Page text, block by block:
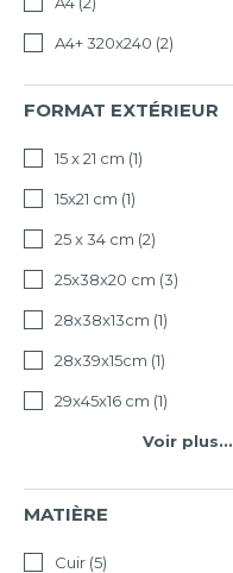
A4+ 320x240 (2)
FORMAT EXTÉRIEUR
15 x 21 cm (1)
15x21 cm (1)
25 x 34 cm (2)
25x38x20 cm (3)
28x38x13cm (1)
28x39x15cm (1)
29x45x16 cm (1)
Voir plus...
MATIÈRE
Cuir (5)